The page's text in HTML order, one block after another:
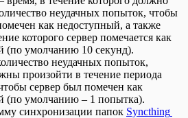
неудачных попыток, чтобы
как недоступный, а также
которого сервер помечается как
(по умолчанию 10 секунд).
неудачных попыток,
произойти в течение периода
сервер был помечен как
(по умолчанию – 1 попытка).
синхронизации папок Syncthing